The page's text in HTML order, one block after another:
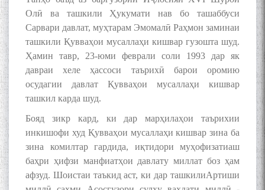
Олӣ ва ташкили Ҳукумати нав бо ташаббуси
Сарвари давлат, муҳтарам Эмомалӣ Раҳмон заминаи
ташкили Қувваҳои мусаллаҳи кишвар гузошта шуд.
Ҳамин тавр, 23-юми феврали соли 1993 дар як
давраи хеле ҳассоси таърихӣ барои оромию
осудагии давлат Қувваҳои мусаллаҳи кишвар
ташкил карда шуд.
Бояд зикр кард, ки дар марҳилаҳои таърихии
инкишофи худ Қувваҳои мусаллаҳи кишвар зина ба
зина комилтар гардида, иқтидори муҳофизатиаш
баҳри ҳифзи манфиатҳои давлату миллат боз ҳам
афзуд. Шоистаи таъкид аст, ки дар ташкилиАртиши